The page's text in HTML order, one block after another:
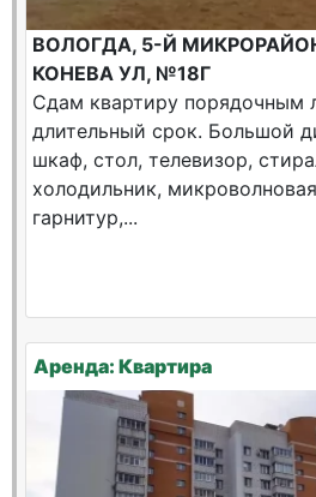
ВОЛОГДА, 5-Й
КОНЕВА УЛ, №18Г
Сдам квартиру порядочным
длительный срок. Большой
шкаф, стол, телевизор,
холодильник,
гарнитур,...
Аренда: Квартира